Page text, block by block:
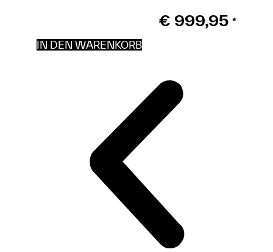
€ 999,95 *
IN DEN WARENKORB